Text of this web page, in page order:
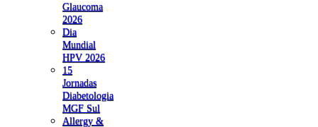
Glaucoma
2026
Dia
Mundial
HPV 2026
15
Jornadas
Diabetologia
MGF Sul
Allergy &